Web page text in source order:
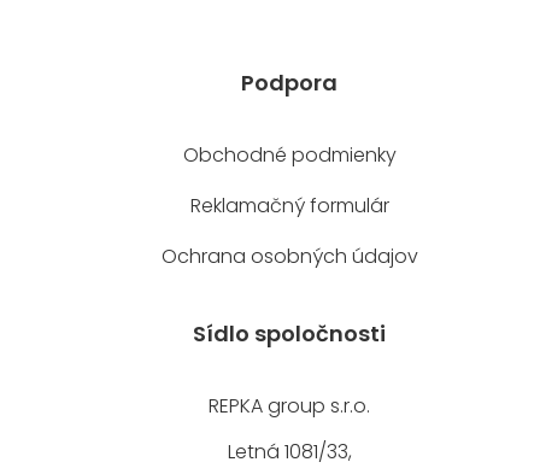
Podpora
Obchodné podmienky
Reklamačný formulár
Ochrana osobných údajov
Sídlo spoločnosti
REPKA group s.r.o.
Letná 1081/33,